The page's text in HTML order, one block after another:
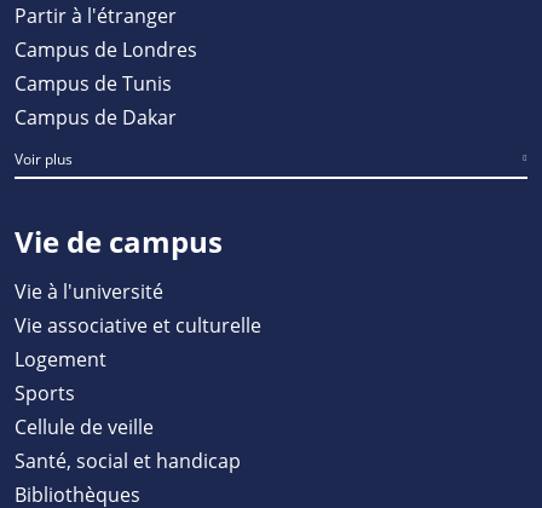
Partir à l'étranger
Campus de Londres
Campus de Tunis
Campus de Dakar
Voir plus
Vie de campus
Vie à l'université
Vie associative et culturelle
Logement
Sports
Cellule de veille
Santé, social et handicap
Bibliothèques